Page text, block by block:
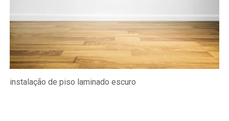
instalação de piso laminado escuro